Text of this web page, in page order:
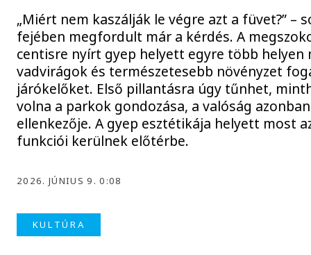
„Miért nem kaszálják le végre azt a füvet?” –
fejében megfordult már a kérdés. A
centisre nyírt gyep helyett egyre több helyen
vadvirágok és természetesebb növényzet
járókelőket. Első pillantásra úgy tűnhet,
volna a parkok gondozása, a valóság
ellenkezője. A gyep esztétikája helyett most
funkciói kerülnek előtérbe.
2026. JÚNIUS 9. 0:08
KULTÚRA